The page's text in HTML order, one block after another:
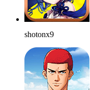
shotonx9